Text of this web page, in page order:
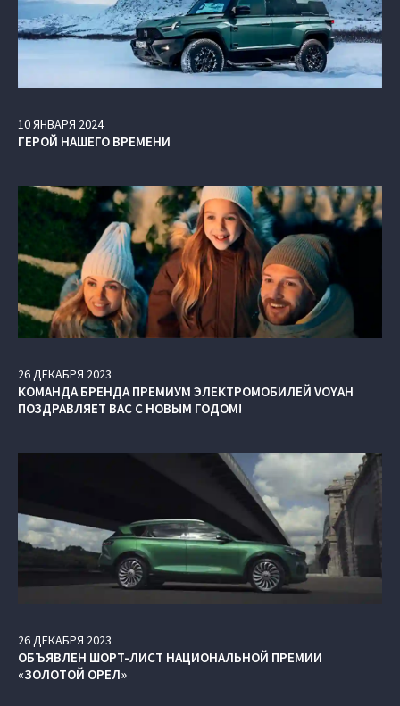
10ЯНВАРЯ 2024
ГЕРОЙ НАШЕГО ВРЕМЕНИ
26 ДЕКАБРЯ 2023
КОМАНДА БРЕНДА ПРЕМИУМ ЭЛЕКТРОМОБИЛЕЙ VOYAH
ПОЗДРАВЛЯЕТ ВАС С НОВЫМ ГОДОМ!
26ДЕКАБРЯ 2023
ОБЪЯВЛЕН ШОРТ-ЛИСТ НАЦИОНАЛЬНОЙ ПРЕМИИ
«ЗОЛОТОЙ ОРЕЛ»